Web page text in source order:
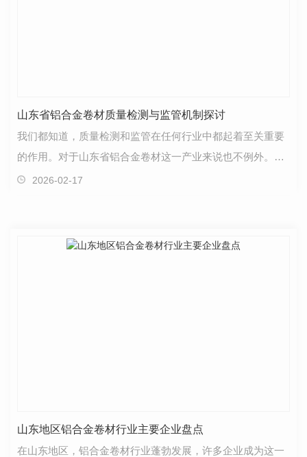
山东省铝合金卷材质量检测与监管机制探讨
我们都知道，质量检测和监管在任何行业中都起着至关重要
的作用。对于山东省铝合金卷材这一产业来说也不例外。质
量检测是..产品符合标准、安全可靠的关键步骤之一。…
2026-02-17
山东地区铝合金卷材行业主要企业盘点
在山东地区，铝合金卷材行业蓬勃发展，许多企业成为这一